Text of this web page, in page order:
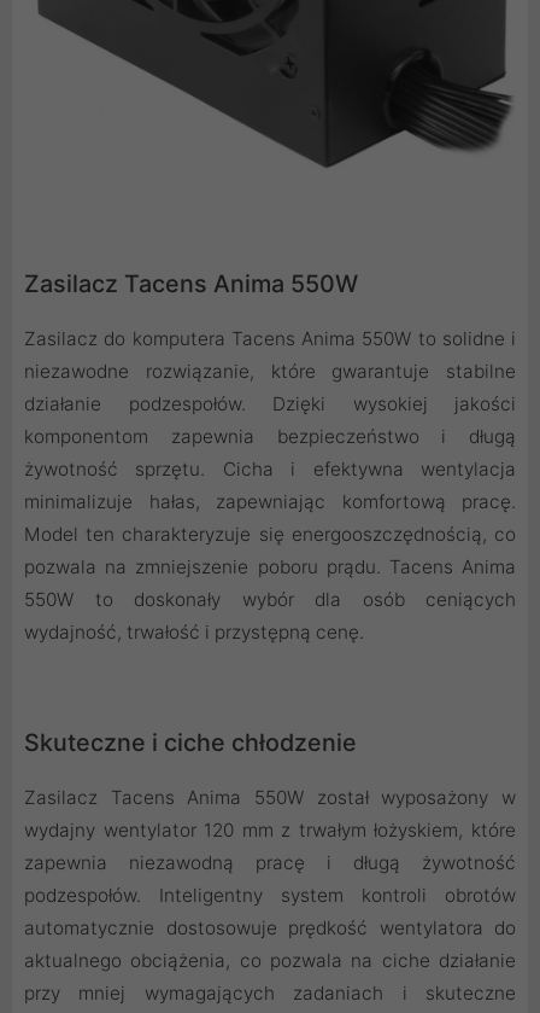
Zasilacz Tacens Anima 550W
Zasilacz do komputera Tacens Anima 550W to solidne i
niezawodne rozwiązanie, które gwarantuje stabilne
działanie podzespołów. Dzięki wysokiej jakości
komponentom zapewnia bezpieczeństwo i długą
żywotność sprzętu. Cicha i efektywna wentylacja
minimalizuje hałas, zapewniając komfortową pracę.
Model ten charakteryzuje się energooszczędnością, co
pozwala na zmniejszenie poboru prądu. Tacens Anima
550W to doskonały wybór dla osób ceniących
wydajność, trwałość i przystępną cenę.
Skuteczne i ciche chłodzenie
Zasilacz Tacens Anima 550W został wyposażony w
wydajny wentylator 120 mm z trwałym łożyskiem, które
zapewnia niezawodną pracę i długą żywotność
podzespołów. Inteligentny system kontroli obrotów
automatycznie dostosowuje prędkość wentylatora do
aktualnego obciążenia, co pozwala na ciche działanie
przy mniej wymagających zadaniach i skuteczne